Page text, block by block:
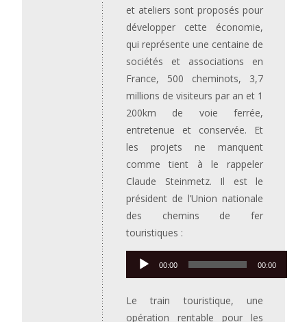
et ateliers sont proposés pour
développer cette économie,
qui représente une centaine de
sociétés et associations en
France, 500 cheminots, 3,7
millions de visiteurs par an et 1
200km de voie ferrée,
entretenue et conservée. Et
les projets ne manquent
comme tient à le rappeler
Claude Steinmetz. Il est le
président de l’Union nationale
des chemins de fer
touristiques :
Lecteur
audio
00:00 00:00
Le train touristique, une
opération rentable pour les